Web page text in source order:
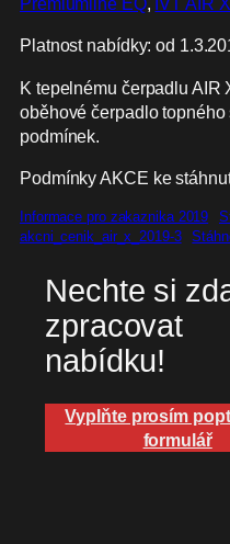
Platnost nabídky: od
K tepelnému čerpadlu AIR
oběhové čerpadlo
podmínek.
Podmínky AKCE ke
Informace pro zakaznika 2019
akcni_cenik_air_x_2019-3
Nechte si
zpracovat
nabídku!
Vyplňte prosím
formulář